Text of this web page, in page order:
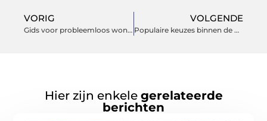
VORIG
Gids voor probleemloos wonen: van schoonmaak tot tuinwerk
VOLGENDE
Populaire keuzes binnen de berekening van de fundering
Hier zijn enkele gerelateerde
berichten